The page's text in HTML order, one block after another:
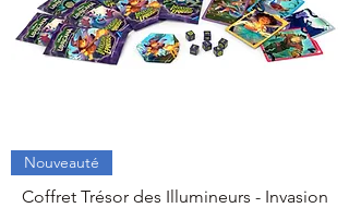
Nouveauté
Coffret Trésor des Illumineurs - Invasion